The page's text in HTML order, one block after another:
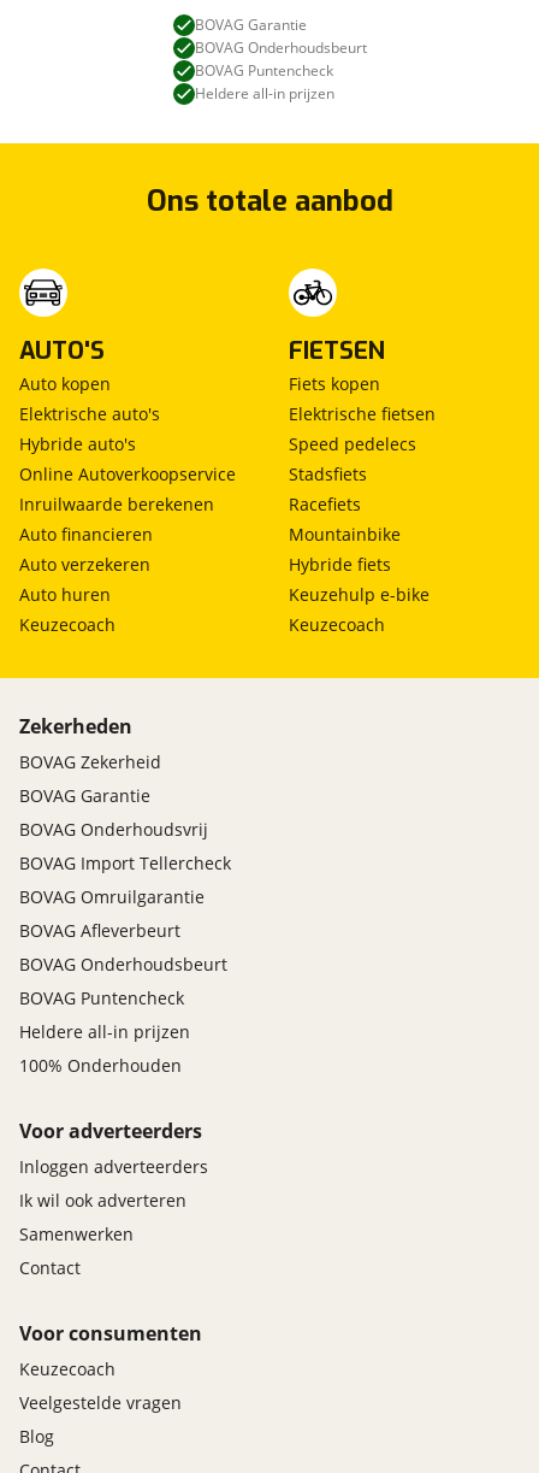
BOVAG Garantie
BOVAG Onderhoudsbeurt
BOVAG Puntencheck
Heldere all-in prijzen
Ons totale aanbod
AUTO'S
Auto kopen
Elektrische auto's
Hybride auto's
Online Autoverkoopservice
Inruilwaarde berekenen
Auto financieren
Auto verzekeren
Auto huren
Keuzecoach
FIETSEN
Fiets kopen
Elektrische fietsen
Speed pedelecs
Stadsfiets
Racefiets
Mountainbike
Hybride fiets
Keuzehulp e-bike
Keuzecoach
Zekerheden
BOVAG Zekerheid
BOVAG Garantie
BOVAG Onderhoudsvrij
BOVAG Import Tellercheck
BOVAG Omruilgarantie
BOVAG Afleverbeurt
BOVAG Onderhoudsbeurt
BOVAG Puntencheck
Heldere all-in prijzen
100% Onderhouden
Voor adverteerders
Inloggen adverteerders
Ik wil ook adverteren
Samenwerken
Contact
Voor consumenten
Keuzecoach
Veelgestelde vragen
Blog